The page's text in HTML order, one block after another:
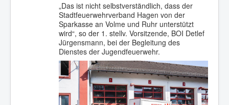
„Das ist nicht selbstverständlich, dass der
Stadtfeuerwehrverband Hagen von der
Sparkasse an Volme und Ruhr unterstützt
wird“, so der 1. stellv. Vorsitzende, BOI Detlef
Jürgensmann, bei der Begleitung des
Dienstes der Jugendfeuerwehr.